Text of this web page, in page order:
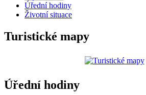
Úřední hodiny
Životní situace
Turistické mapy
Úřední hodiny